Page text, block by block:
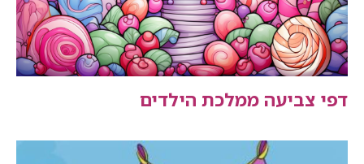
דפי צביעה ממלכת הילדים